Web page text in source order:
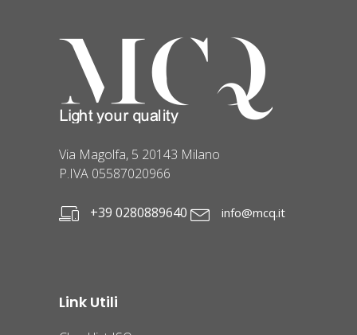
Via Magolfa, 5 20143 Milano
P.IVA 05587020966
+39 0280889640 info@mcq.it
Link Utili